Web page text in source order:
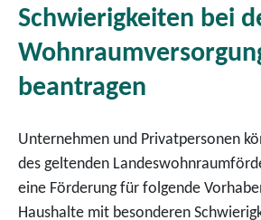
Schwierigkeiten bei
beantragen
Unternehmen und Privatpersonen
des geltenden
eine Förderung für folgende
Haushalte mit besonderen